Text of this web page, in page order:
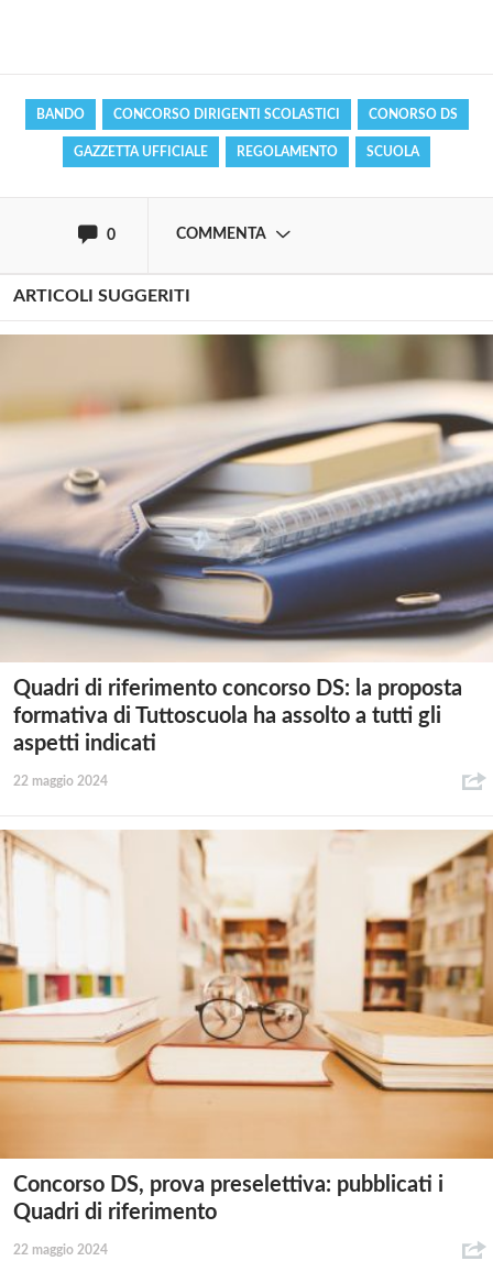
BANDO CONCORSO DIRIGENTI SCOLASTICI CONORSO DS
GAZZETTA UFFICIALE REGOLAMENTO SCUOLA
0 COMMENTA
Effettua il Login o Registrati
ARTICOLI SUGGERITI
Quadri di riferimento concorso DS: la proposta
formativa di Tuttoscuola ha assolto a tutti gli
aspetti indicati
22 maggio 2024
Concorso DS, prova preselettiva: pubblicati i
Quadri di riferimento
22 maggio 2024